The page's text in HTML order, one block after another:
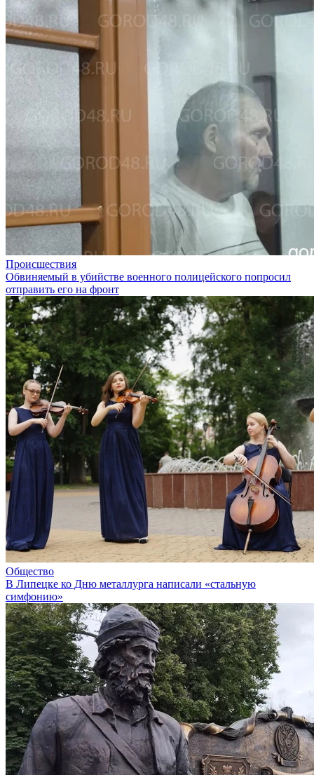
Происшествия
Обвиняемый в убийстве военного полицейского попросил
отправить его на фронт
Общество
В Липецке ко Дню металлурга написали «стальную
симфонию»